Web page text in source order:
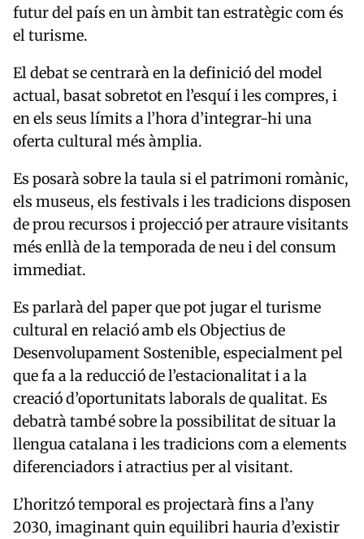
futur del país en un àmbit tan estratègic com és
el turisme.
El debat se centrarà en la definició del model
actual, basat sobretot en l’esquí i les compres, i
en els seus límits a l’hora d’integrar-hi una
oferta cultural més àmplia.
Es posarà sobre la taula si el patrimoni romànic,
els museus, els festivals i les tradicions disposen
de prou recursos i projecció per atraure visitants
més enllà de la temporada de neu i del consum
immediat.
Es parlarà del paper que pot jugar el turisme
cultural en relació amb els Objectius de
Desenvolupament Sostenible, especialment pel
que fa a la reducció de l’estacionalitat i a la
creació d’oportunitats laborals de qualitat. Es
debatrà també sobre la possibilitat de situar la
llengua catalana i les tradicions com a elements
diferenciadors i atractius per al visitant.
L’horitzó temporal es projectarà fins a l’any
2030, imaginant quin equilibri hauria d’existir